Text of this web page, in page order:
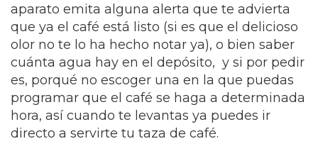
aparato emita alguna alerta que te advierta
que ya el café está listo (si es que el delicioso
olor no te lo ha hecho notar ya), o bien saber
cuánta agua hay en el depósito, y si por pedir
es, porqué no escoger una en la que puedas
programar que el café se haga a determinada
hora, así cuando te levantas ya puedes ir
directo a servirte tu taza de café.